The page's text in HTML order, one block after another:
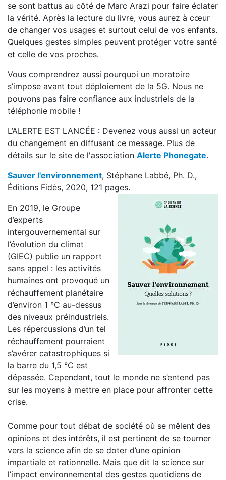
se sont battus au côté de Marc Arazi pour faire éclater
la vérité. Après la lecture du livre, vous aurez à cœur
de changer vos usages et surtout celui de vos enfants.
Quelques gestes simples peuvent protéger votre santé
et celle de vos proches.
Vous comprendrez aussi pourquoi un moratoire
s’impose avant tout déploiement de la 5G. Nous ne
pouvons pas faire confiance aux industriels de la
téléphonie mobile !
L’ALERTE EST LANCÉE : Devenez vous aussi un acteur
du changement en diffusant ce message. Plus de
détails sur le site de l'association Alerte Phonegate.
Sauver l'environnement, Stéphane Labbé, Ph. D.,
Éditions Fidès, 2020, 121 pages.
En 2019, le Groupe
d’experts
intergouvernemental sur
l’évolution du climat
(GIEC) publie un rapport
sans appel : les activités
humaines ont provoqué un
réchauffement planétaire
d’environ 1 °C au-dessus
des niveaux préindustriels.
Les répercussions d’un tel
réchauffement pourraient
s’avérer catastrophiques si
la barre du 1,5 °C est
dépassée. Cependant, tout le monde ne s’entend pas
sur les moyens à mettre en place pour affronter cette
crise.
Comme pour tout débat de société où se mêlent des
opinions et des intérêts, il est pertinent de se tourner
vers la science afin de se doter d’une opinion
impartiale et rationnelle. Mais que dit la science sur
l’impact environnemental des gestes quotidiens de